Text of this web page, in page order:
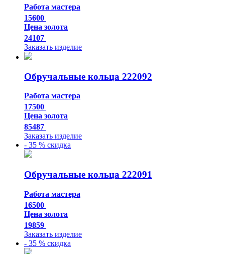
Работа мастера
15600
Цена золота
24107
Заказать изделие
Обручальные кольца 222092
Работа мастера
17500
Цена золота
85487
Заказать изделие
- 35 % скидка
Обручальные кольца 222091
Работа мастера
16500
Цена золота
19859
Заказать изделие
- 35 % скидка